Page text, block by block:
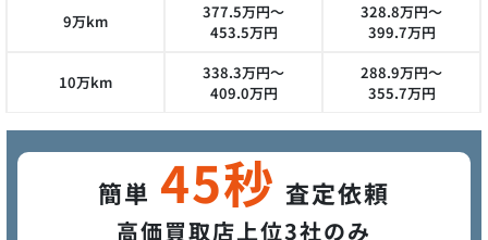
9万km
377.5万円～
453.5万円
328.8万円～
399.7万円
10万km
338.3万円～
409.0万円
288.9万円～
355.7万円
簡単 45秒 査定依頼
高価買取店上位3社のみ